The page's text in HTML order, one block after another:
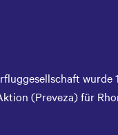
(Preveza) für